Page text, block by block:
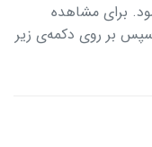
برای مشاهده
سپس بر روی دکمه‌ی زیر